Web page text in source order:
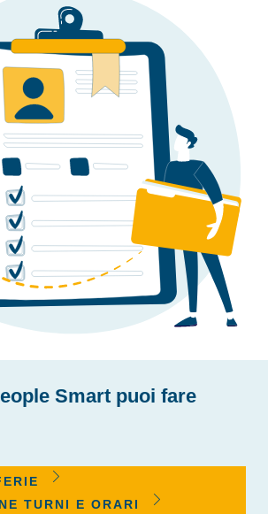
Smart puoi fare
TURNI E ORARI